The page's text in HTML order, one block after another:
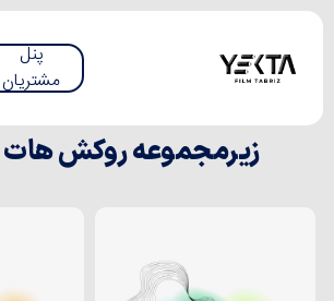
پنل
مشتریان
زیرمجموعه روکش